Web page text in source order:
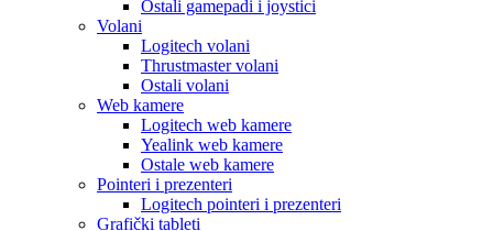
Ostali gamepadi i joystici
Volani
Logitech volani
Thrustmaster volani
Ostali volani
Web kamere
Logitech web kamere
Yealink web kamere
Ostale web kamere
Pointeri i prezenteri
Logitech pointeri i prezenteri
Grafički tableti